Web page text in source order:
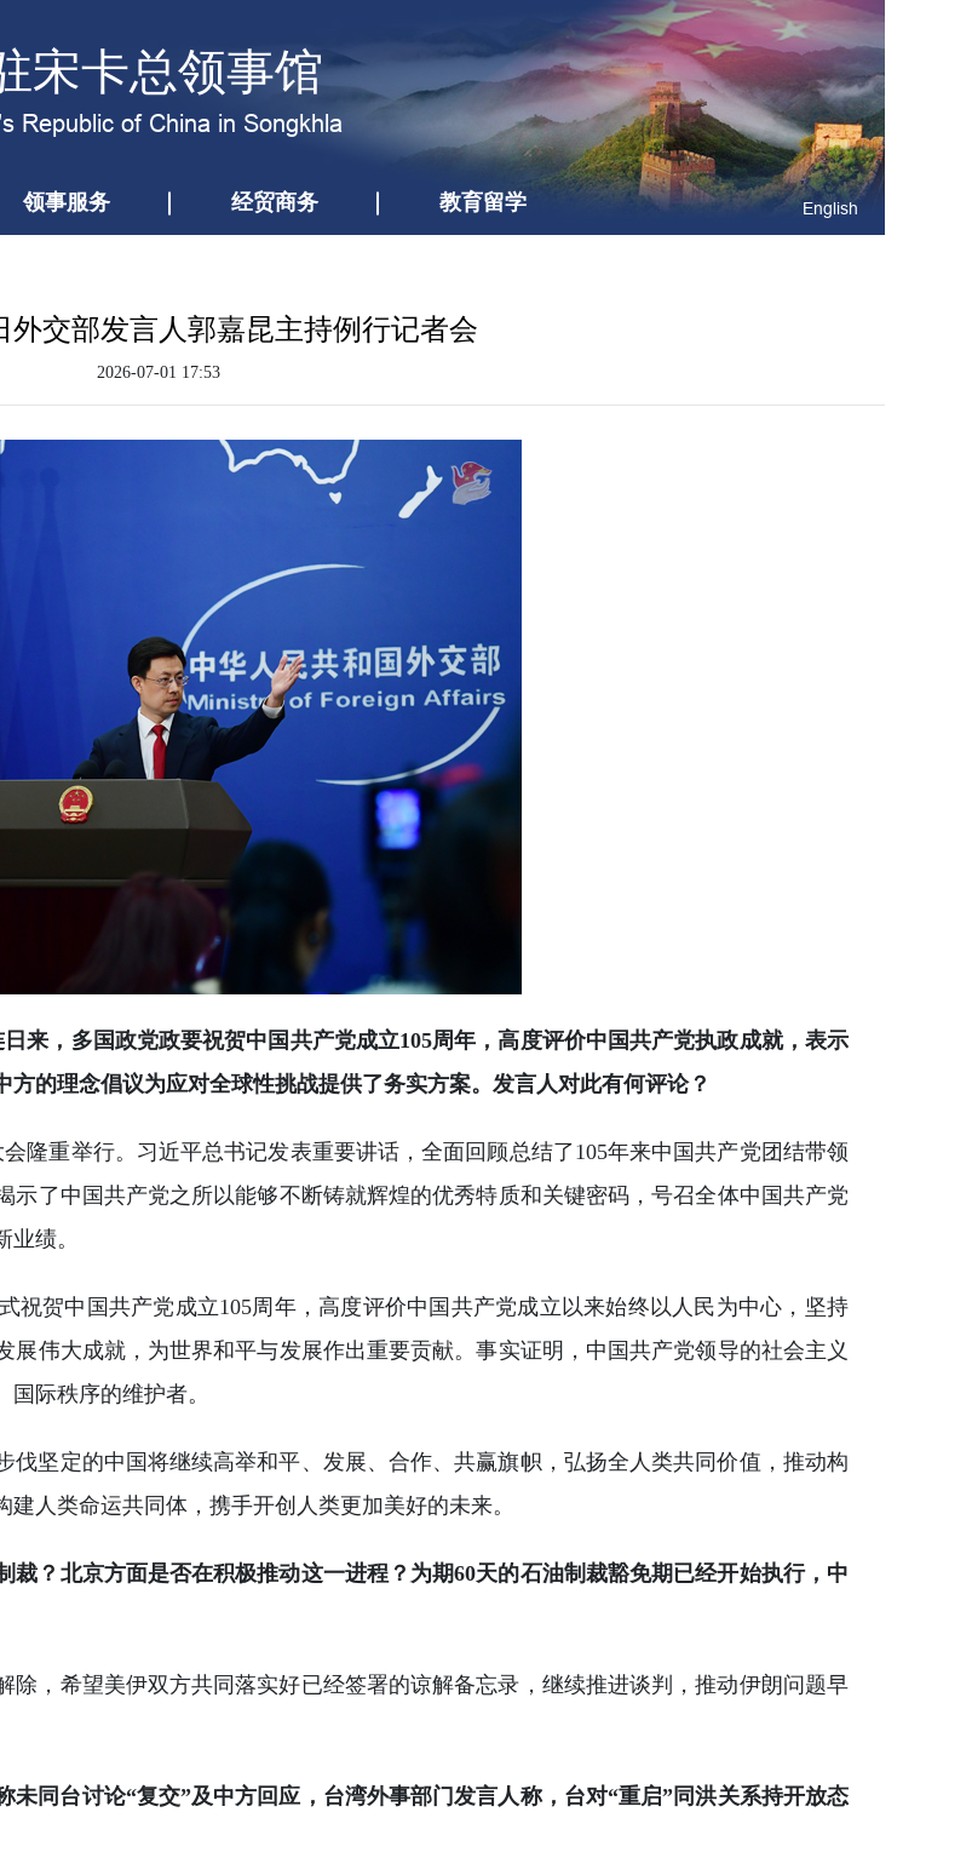
宋卡总领事馆
Republic of China in Songkhla
领事服务 经贸商务 教育留学 English
外交部发言人郭嘉昆主持例行记者会
2026-07-01 17:53
来，多国政党政要祝贺中国共产党成立105周年，高度评价中国共产党执政成就，表示
的理念倡议为应对全球性挑战提供了务实方案。发言人对此有何评论？
隆重举行。习近平总书记发表重要讲话，全面回顾总结了105年来中国共产党团结带领
了中国共产党之所以能够不断铸就辉煌的优秀特质和关键密码，号召全体中国共产党
绩。
祝贺中国共产党成立105周年，高度评价中国共产党成立以来始终以人民为中心，坚持
伟大成就，为世界和平与发展作出重要贡献。事实证明，中国共产党领导的社会主义
际秩序的维护者。
坚定的中国将继续高举和平、发展、合作、共赢旗帜，弘扬全人类共同价值，推动构
人类命运共同体，携手开创人类更加美好的未来。
？北京方面是否在积极推动这一进程？为期60天的石油制裁豁免期已经开始执行，中
，希望美伊双方共同落实好已经签署的谅解备忘录，继续推进谈判，推动伊朗问题早
同台讨论“复交”及中方回应，台湾外事部门发言人称，台对“重启”同洪关系持开放态